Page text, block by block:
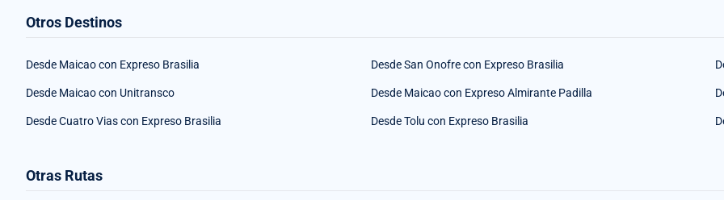
Otros Destinos
Desde Maicao con Expreso Brasilia Desde San Onofre con Expreso Brasilia
Desde Maicao con Unitransco Desde Maicao con Expreso Almirante Padilla
Desde Cuatro Vias con Expreso Brasilia Desde Tolu con Expreso Brasilia
Otras Rutas